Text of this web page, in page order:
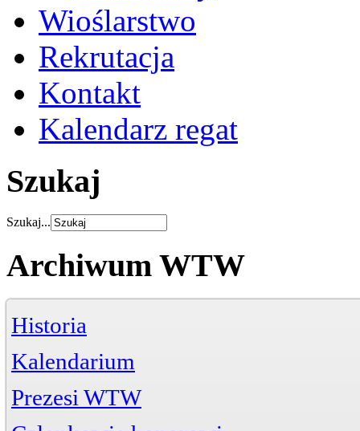
Wioślarstwo
Rekrutacja
Kontakt
Kalendarz regat
Szukaj
Szukaj...
Archiwum WTW
Historia
Kalendarium
Prezesi WTW